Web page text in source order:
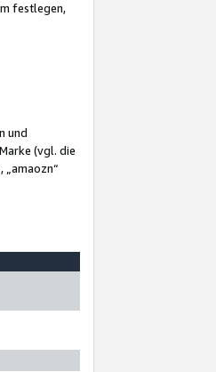
festlegen,
und
(vgl. die
„amaozn“